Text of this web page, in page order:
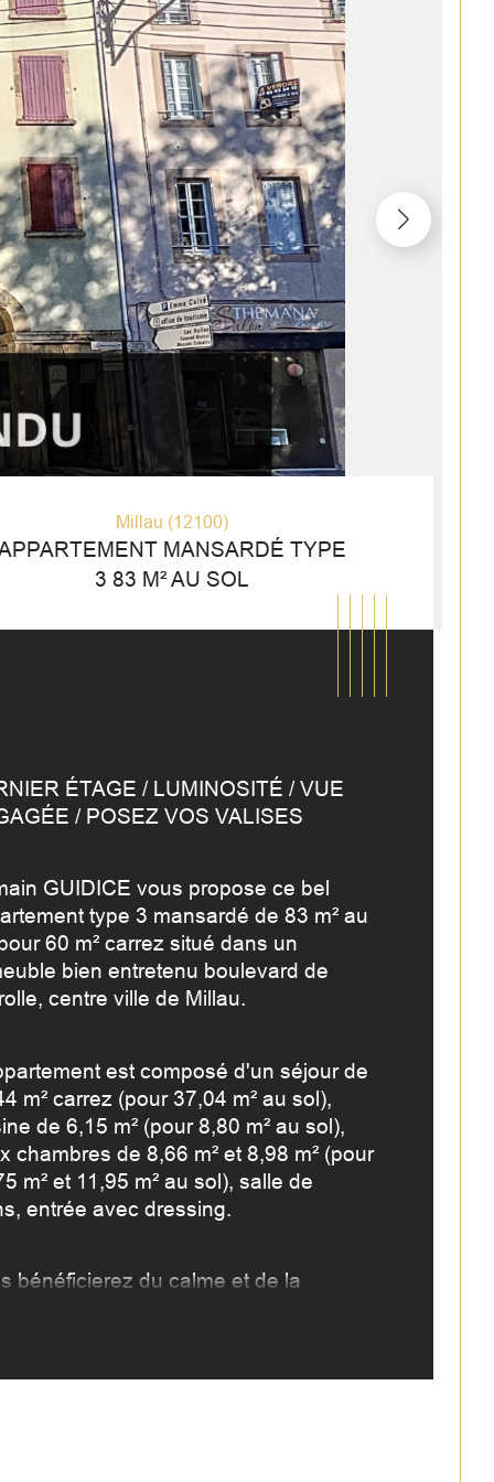
Millau (12100)
MANSARDÉ TYPE
3 83 M² AU SOL
Valeurs
de pièces
ÉTAGE / LUMINOSITÉ / VUE
/ POSEZ VOS VALISES
GUIDICE vous propose ce bel
type 3 mansardé de 83 m² au
60 m² carrez situé dans un
bien entretenu boulevard de
centre ville de Millau.
est composé d'un séjour de
m² carrez (pour 37,04 m² au sol),
de 6,15 m² (pour 8,80 m² au sol),
chambres de 8,66 m² et 8,98 m² (pour
m² et 11,95 m² au sol), salle de
entrée avec dressing.
bénéficierez du calme et de la